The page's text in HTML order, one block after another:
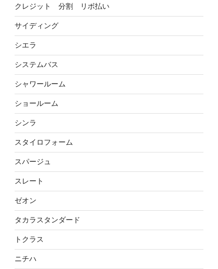
クレジット 分割 リボ払い
サイディング
シエラ
システムバス
シャワールーム
ショールーム
シンラ
スタイロフォーム
スパージュ
スレート
ゼオン
タカラスタンダード
トクラス
ニチハ